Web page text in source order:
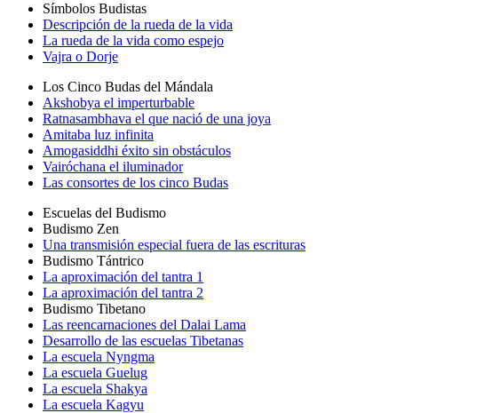
Símbolos Budistas
Descripción de la rueda de la vida
La rueda de la vida como espejo
Vajra o Dorje
Los Cinco Budas del Mándala
Akshobya el imperturbable
Ratnasambhava el que nació de una joya
Amitaba luz infinita
Amogasiddhi éxito sin obstáculos
Vairóchana el iluminador
Las consortes de los cinco Budas
Escuelas del Budismo
Budismo Zen
Una transmisión especial fuera de las escrituras
Budismo Tántrico
La aproximación del tantra 1
La aproximación del tantra 2
Budismo Tibetano
Las reencarnaciones del Dalai Lama
Desarrollo de las escuelas Tibetanas
La escuela Nyngma
La escuela Guelug
La escuela Shakya
La escuela Kagyu